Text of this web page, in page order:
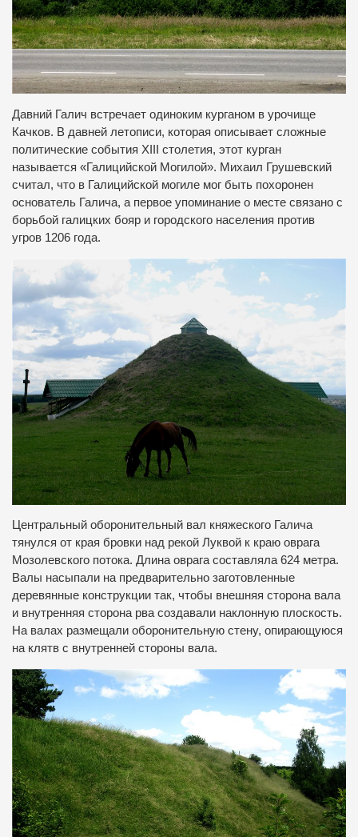
Давний Галич встречает одиноким курганом в урочище
Качков. В давней летописи, которая описывает сложные
политические события ХІІІ столетия, этот курган
называется «Галицийской Могилой». Михаил Грушевский
считал, что в Галицийской могиле мог быть похоронен
основатель Галича, а первое упоминание о месте связано с
борьбой галицких бояр и городского населения против
угров 1206 года.
Центральный оборонительный вал княжеского Галича
тянулся от края бровки над рекой Луквой к краю оврага
Мозолевского потока. Длина оврага составляла 624 метра.
Валы насыпали на предварительно заготовленные
деревянные конструкции так, чтобы внешняя сторона вала
и внутренняя сторона рва создавали наклонную плоскость.
На валах размещали оборонительную стену, опирающуюся
на клятв с внутренней стороны вала.